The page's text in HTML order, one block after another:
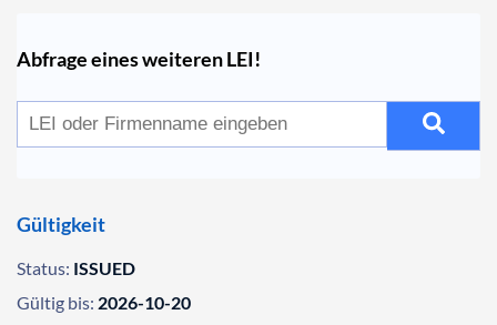
Abfrage eines weiteren LEI!
Gültigkeit
Status: ISSUED
Gültig bis: 2026-10-20